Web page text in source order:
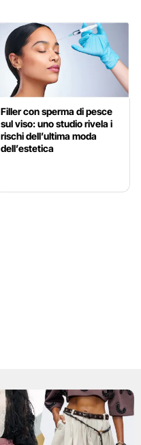
Filler con sperma di pesce
sul viso: uno studio rivela i
rischi dell’ultima moda
dell’estetica